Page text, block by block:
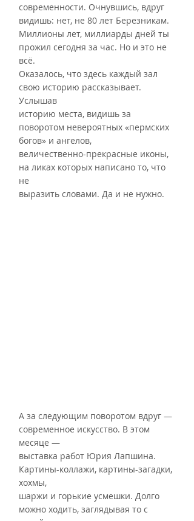
современности. Очнувшись, вдруг
видишь: нет, не 80 лет Березникам.
Миллионы лет, миллиарды дней ты
прожил сегодня за час. Но и это не
всё.
Оказалось, что здесь каждый зал
свою историю рассказывает.
Услышав
историю места, видишь за
поворотом невероятных «пермских
богов» и ангелов,
величественно-прекрасные иконы,
на ликах которых написано то, что
не
выразить словами. Да и не нужно.
А за следующим поворотом вдруг —
современное искусство. В этом
месяце —
выставка работ Юрия Лапшина.
Картины-коллажи, картины-загадки,
хохмы,
шаржи и горькие усмешки. Долго
можно ходить, заглядывая то с